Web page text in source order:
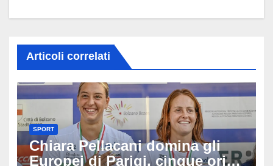
Articoli correlati
SPORT
Chiara Pellacani domina gli
Europei di Parigi, cinque ori in